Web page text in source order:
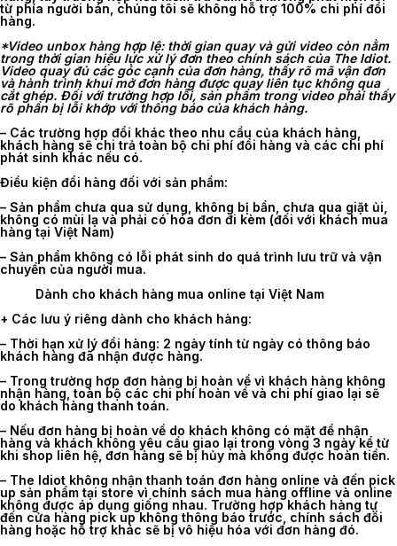
từ phía người bán, chúng tôi sẽ không hỗ trợ 100% chi phí đổi
hàng.
*Video unbox hàng hợp lệ: thời gian quay và gửi video còn nằm
trong thời gian hiệu lực xử lý đơn theo chính sách của The Idiot.
Video quay đủ các góc cạnh của đơn hàng, thấy rõ mã vận đơn
và hành trình khui mở đơn hàng được quay liên tục không qua
cắt ghép. Đối với trường hợp lỗi, sản phẩm trong video phải thấy
rõ phần bị lỗi khớp với thông báo của khách hàng.
– Các trường hợp đổi khác theo nhu cầu của khách hàng,
khách hàng sẽ chi trả toàn bộ chi phí đổi hàng và các chi phí
phát sinh khác nếu có.
Điều kiện đổi hàng đối với sản phẩm:
– Sản phẩm chưa qua sử dụng, không bị bẩn, chưa qua giặt ủi,
không có mùi lạ và phải có hóa đơn đi kèm (đối với khách mua
hàng tại Việt Nam)
– Sản phẩm không có lỗi phát sinh do quá trình lưu trữ và vận
chuyển của người mua.
Dành cho khách hàng mua online tại Việt Nam
+ Các lưu ý riêng dành cho khách hàng:
– Thời hạn xử lý đổi hàng: 2 ngày tính từ ngày có thông báo
khách hàng đã nhận được hàng.
– Trong trường hợp đơn hàng bị hoàn về vì khách hàng không
nhận hàng, toàn bộ các chi phí hoàn về và chi phí giao lại sẽ
do khách hàng thanh toán.
– Nếu đơn hàng bị hoàn về do khách không có mặt để nhận
hàng và khách không yêu cầu giao lại trong vòng 3 ngày kể từ
khi shop liên hệ, đơn hàng sẽ bị hủy mà không được hoàn tiền.
– The Idiot không nhận thanh toán đơn hàng online và đến pick
up sản phẩm tại store vì chính sách mua hàng offline và online
không được áp dụng giống nhau. Trường hợp khách hàng tự
đến cửa hàng pick up không thông báo trước, chính sách đổi
hàng hoặc hỗ trợ khác sẽ bị vô hiệu hóa với đơn hàng đó.